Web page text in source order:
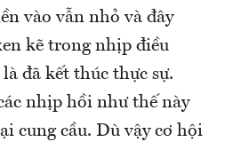
vào vẫn nhỏ và đây
kẽ trong nhịp điều
đã kết thúc thực sự.
nhịp hồi như thế này
cung cầu. Dù vậy cơ hội